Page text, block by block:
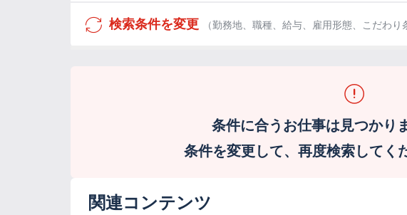
検索条件を変更 （勤務地、職種、給与、雇用形態、こだわり
条件に合うお仕事は見つかり
条件を変更して、再度検索してく
関連コンテンツ